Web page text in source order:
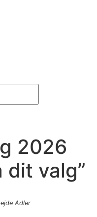
2026
dit valg”
Adler